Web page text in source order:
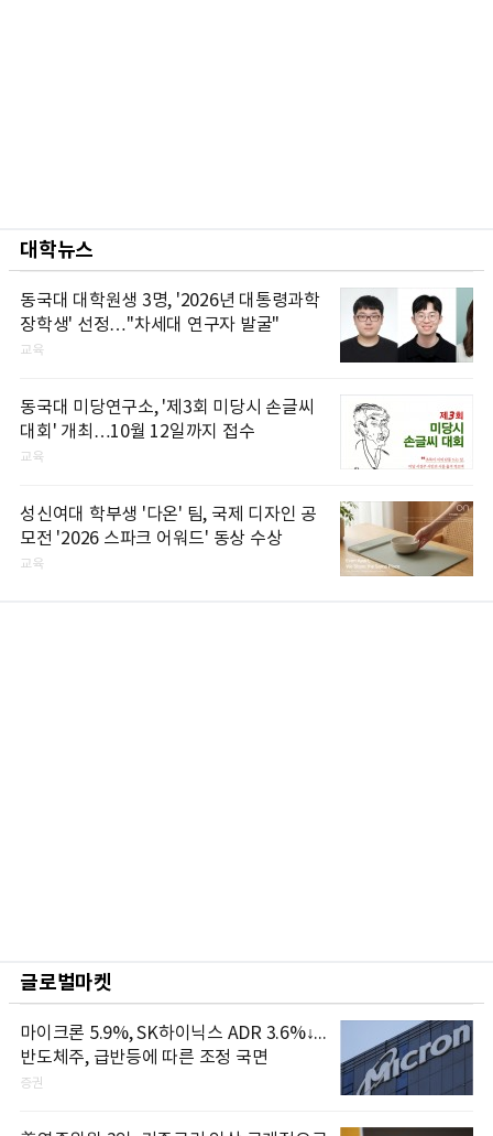
대학뉴스
동국대 대학원생 3명, '2026년 대통령과학
장학생' 선정…"차세대 연구자 발굴"
교육
동국대 미당연구소, '제3회 미당시 손글씨
대회' 개최…10월 12일까지 접수
교육
성신여대 학부생 '다온' 팀, 국제 디자인 공
모전 '2026 스파크 어워드' 동상 수상
교육
글로벌마켓
마이크론 5.9%, SK하이닉스 ADR 3.6%↓...
반도체주, 급반등에 따른 조정 국면
증권